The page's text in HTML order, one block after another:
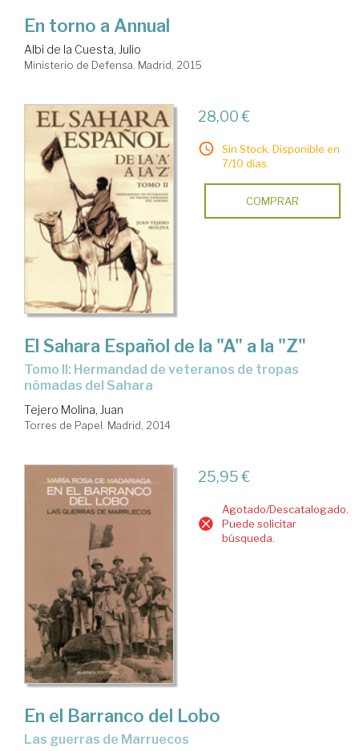
En torno a Annual
Albi de la Cuesta, Julio
Ministerio de Defensa. Madrid, 2015
28,00 €
Sin Stock. Disponible en
7/10 días.
COMPRAR
El Sahara Español de la "A" a la "Z"
Tomo II: Hermandad de veteranos de tropas
nómadas del Sahara
Tejero Molina, Juan
Torres de Papel. Madrid, 2014
25,95 €
Agotado/Descatalogado.
Puede solicitar
búsqueda.
En el Barranco del Lobo
las guerras de Marruecos